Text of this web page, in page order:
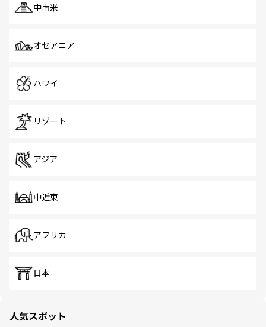
中南米
オセアニア
ハワイ
リゾート
アジア
中近東
アフリカ
日本
人気スポット